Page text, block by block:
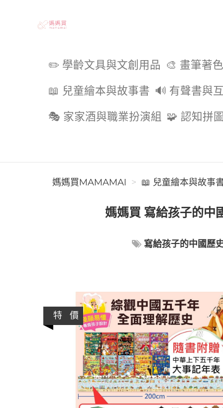
✏️ 學齡文具與文創用品 🎨 畫筆著
📖 兒童繪本與故事書 🔊 有聲書與
🎭 家家酒與職業扮演組 🧩 認知拼
媽媽買MAMAMAI 📖 兒童繪本與故事
媽媽買 寫給孩子的中
寫給孩子的中國歷
特 價